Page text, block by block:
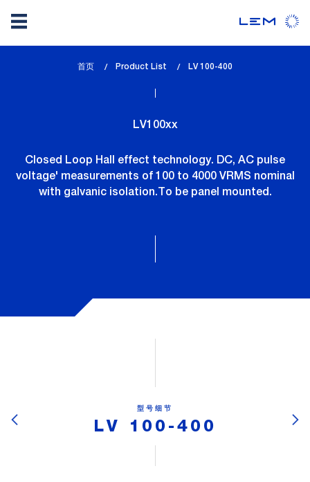
首页 Product List
lem_current_page
LV 100-400
LV100xx
Closed Loop Hall effect technology. DC, AC pulse
voltage' measurements of 100 to 4000 VRMS nominal
with galvanic isolation.To be panel mounted.
型号细节
LV 100-400